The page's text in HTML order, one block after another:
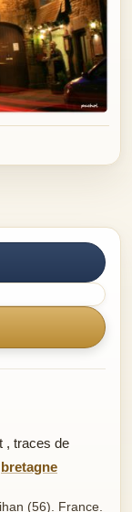
, traces de
bretagne
(56). France.